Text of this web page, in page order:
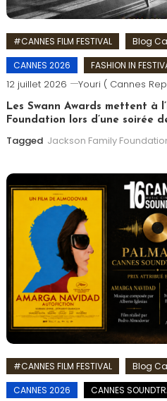
#CANNES FILM FESTIVAL
Blog
CANNES 2026
FASHION IN
12 juillet 2026 Youri ( Cannes
Les Swann Awards mettent à
Foundation lors d’une soirée
Tagged Jackson Family
#CANNES FILM FESTIVAL
Blog
CANNES 2026
CANNES